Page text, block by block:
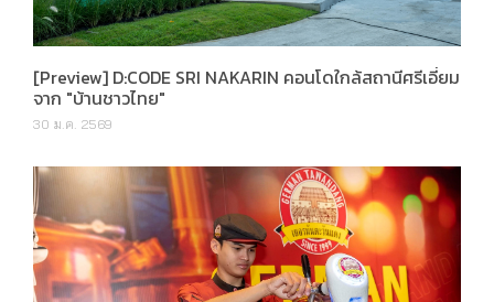
[Preview] D:CODE SRI NAKARIN คอนโดใกล้สถานีศรีเอี่ยม
จาก "บ้านชาวไทย"
30 ม.ค. 2569